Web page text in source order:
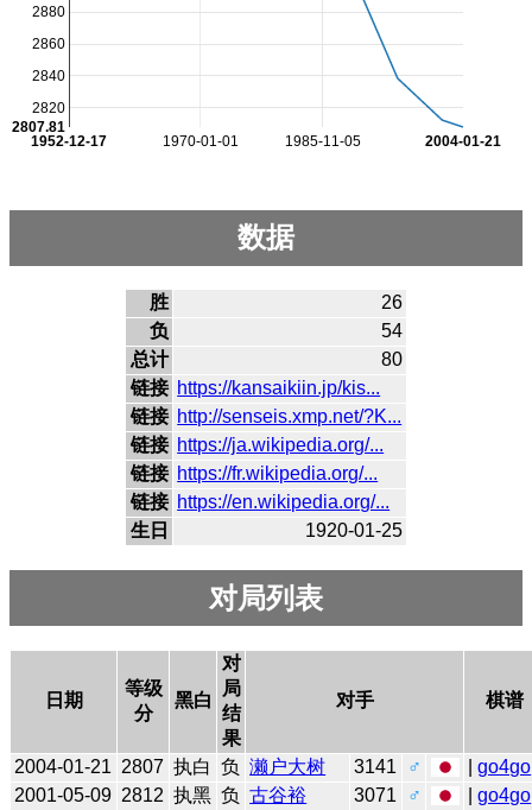
1970-01-01 1985-11-05
1952-12-17 2004-01-21
2820
2840
2860
2880
2807.81
数据
胜
26
负
54
总计
80
链接 https://kansaikiin.jp/kis...
链接 http://senseis.xmp.net/?K...
链接 https://ja.wikipedia.org/...
链接 https://fr.wikipedia.org/...
链接 https://en.wikipedia.org/...
生日
1920-01-25
对局列表
日期
等级
分
黑白
对
局
结
果
对手 棋谱
2004-01-21 2807 执白 负 濑户大树 3141 ♂ |go4go
2001-05-09 2812 执黑 负 古谷裕 3071 ♂ |go4go